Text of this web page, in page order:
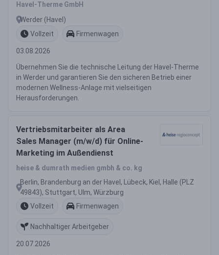
Havel-Therme GmbH
Werder (Havel)
Vollzeit
Firmenwagen
03.08.2026
Übernehmen Sie die technische Leitung der Havel-Therme
in Werder und garantieren Sie den sicheren Betrieb einer
modernen Wellness-Anlage mit vielseitigen
Herausforderungen.
Vertriebsmitarbeiter als Area
Sales Manager (m/w/d) für Online-
Marketing im Außendienst
heise & dumrath medien gmbh & co. kg
Berlin, Brandenburg an der Havel, Lübeck, Kiel, Halle (PLZ
49843), Stuttgart, Ulm, Würzburg
Vollzeit
Firmenwagen
Nachhaltiger Arbeitgeber
20.07.2026